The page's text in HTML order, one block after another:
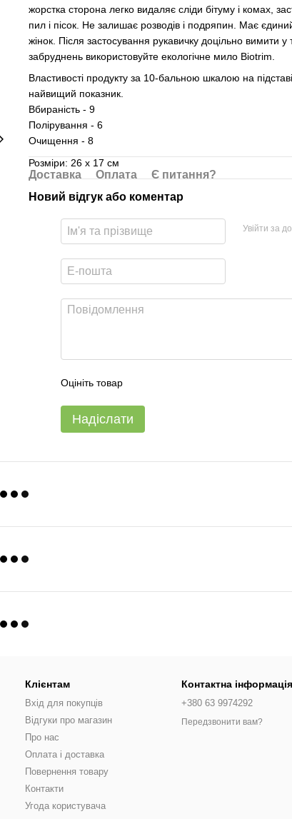
жорстка сторона легко видаляє сліди бітуму і комах,
пил і пісок. Не залишає розводів і подряпин. Має
жінок. Після застосування рукавичку доцільно вимити
забруднень використовуйте екологічне мило Biotrim.
Властивості продукту за 10-бальною шкалою на
найвищий показник.
Вбираність - 9
Полірування - 6
Очищення - 8
Розміри: 26 х 17 см
Доставка Оплата
Є питання?
Новий відгук або коментар
Увійти за
Оцініть товар
Надіслати
Клієнтам
Вхід для покупців
Відгуки про магазин
Про нас
Оплата і доставка
Повернення товару
Контакти
Угода користувача
Контактна інформація
+380 63 9974292
Передзвонити вам?